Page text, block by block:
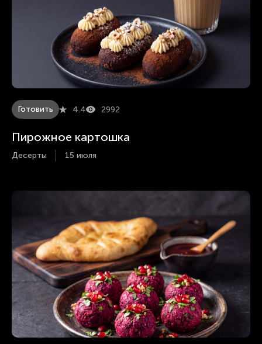
Готовить 4.4 2992
Пирожное картошка
Десерты 15 июля